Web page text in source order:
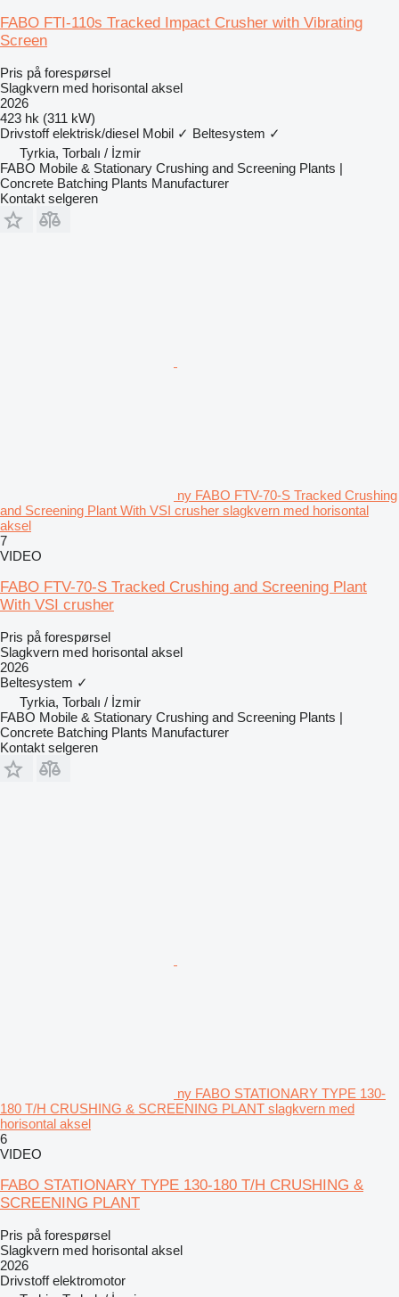
FABO FTI-110s Tracked Impact Crusher with Vibrating
Screen
Pris på forespørsel
Slagkvern med horisontal aksel
2026
423 hk (311 kW)
Drivstoff elektrisk/diesel Mobil ✓ Beltesystem ✓
Tyrkia, Torbalı / İzmir
FABO Mobile & Stationary Crushing and Screening Plants |
Concrete Batching Plants Manufacturer
Kontakt selgeren
ny FABO FTV-70-S Tracked Crushing
and Screening Plant With VSI crusher slagkvern med horisontal
aksel
7
VIDEO
FABO FTV-70-S Tracked Crushing and Screening Plant
With VSI crusher
Pris på forespørsel
Slagkvern med horisontal aksel
2026
Beltesystem ✓
Tyrkia, Torbalı / İzmir
FABO Mobile & Stationary Crushing and Screening Plants |
Concrete Batching Plants Manufacturer
Kontakt selgeren
ny FABO STATIONARY TYPE 130-
180 T/H CRUSHING & SCREENING PLANT slagkvern med
horisontal aksel
6
VIDEO
FABO STATIONARY TYPE 130-180 T/H CRUSHING &
SCREENING PLANT
Pris på forespørsel
Slagkvern med horisontal aksel
2026
Drivstoff elektromotor